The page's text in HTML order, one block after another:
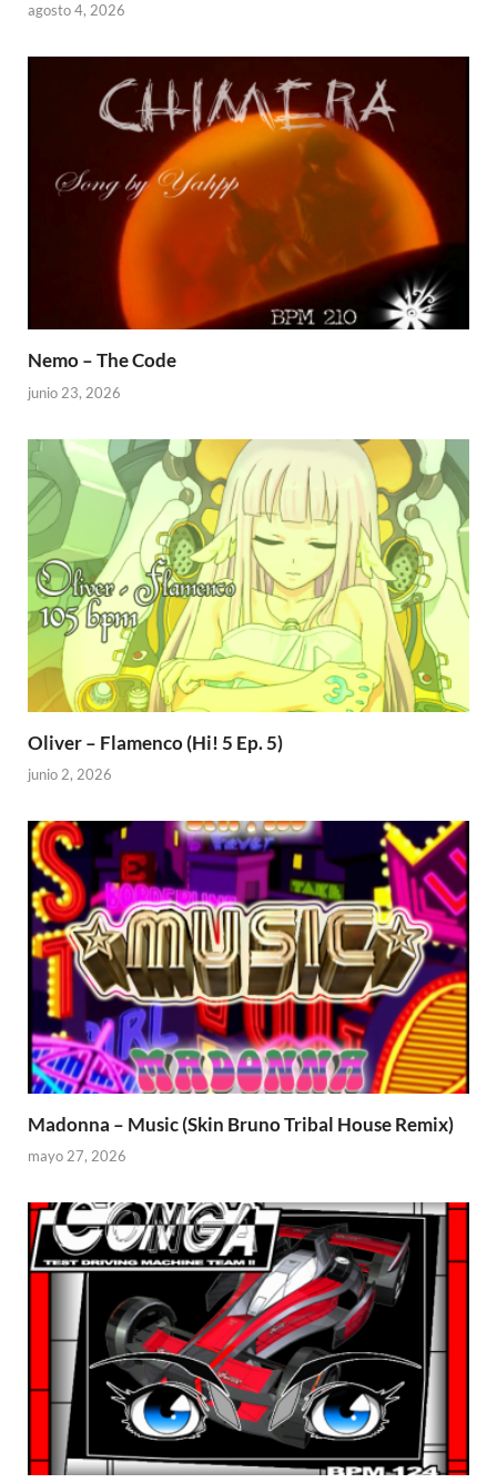
agosto 4, 2026
Nemo – The Code
junio 23, 2026
Oliver – Flamenco (Hi! 5 Ep. 5)
junio 2, 2026
Madonna – Music (Skin Bruno Tribal House Remix)
mayo 27, 2026